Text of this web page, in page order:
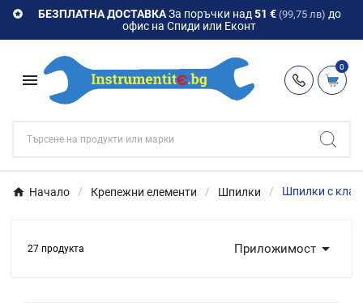
 БЕЗПЛАТНА ДОСТАВКАЗа поръчки над 51 € (99,75 лв) до
офис на Спиди или Еконт

0
Начало Крепежни елементи Шпилки Шпилки с
27 продукта Приложимост 